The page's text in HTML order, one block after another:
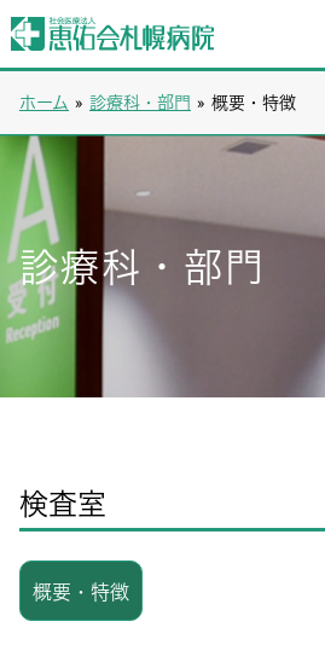
ホーム » 診療科・部門 » 概要・特徴
診療科・部門
検査室
概要・特徴